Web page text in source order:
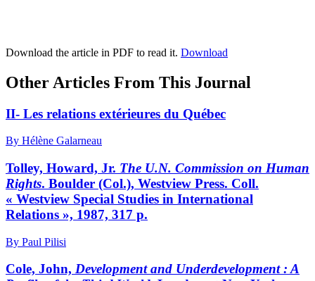
Download the article in PDF to read it. Download
Other Articles From This Journal
II- Les relations extérieures du Québec
By Hélène Galarneau
Tolley, Howard, Jr. The U.N. Commission on Human
Rights. Boulder (Col.), Westview Press. Coll.
« Westview Special Studies in International
Relations », 1987, 317 p.
By Paul Pilisi
Cole, John, Development and Underdevelopment : A